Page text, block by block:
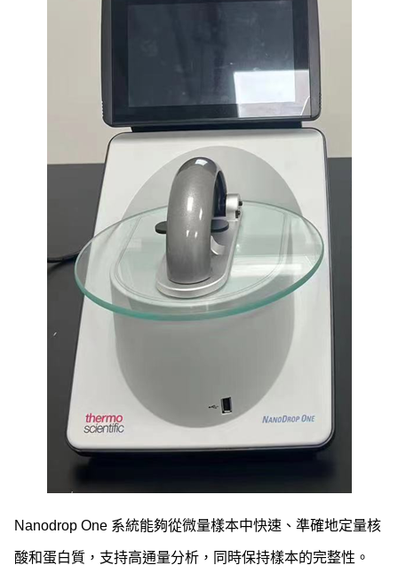
Nanodrop One 系統能夠從微量樣本中快速、準確地定量核
酸和蛋白質，支持高通量分析，同時保持樣本的完整性。